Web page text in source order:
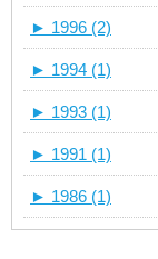
► 1996 (2)
► 1994 (1)
► 1993 (1)
► 1991 (1)
► 1986 (1)